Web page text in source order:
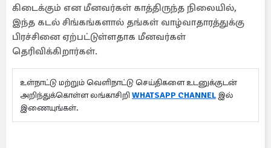
கிடைக்கும் என மீனவர்கள் காத்திருந்த நிலையில்,
இந்த கடல் சிங்கங்களால் தங்கள் வாழ்வாதாரத்துக்கு
பிரச்சினை ஏற்பட்டுள்ளதாக மீனவர்கள்
தெரிவிக்கிறார்கள்.
உள்நாட்டு மற்றும் வெளிநாட்டு செய்திகளை உடனுக்குடன்
அறிந்துக்கொள்ள லங்காசிறி WHATSAPP CHANNEL இல்
இணையுங்கள்.